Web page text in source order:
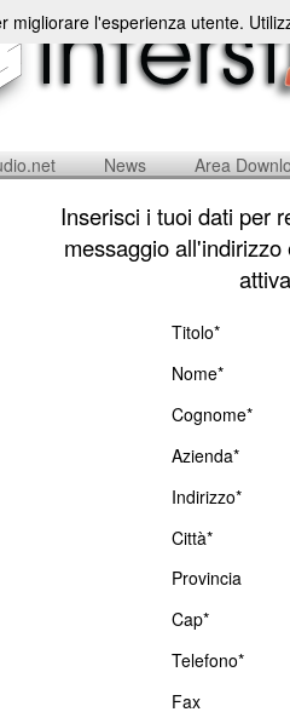
News Area
Inserisci i tuoi dati per
messaggio
Titolo*
Nome*
Cognome*
Azienda*
Indirizzo*
Città*
Provincia
Cap*
Telefono*
Fax
migliorare l'esperienza utente.